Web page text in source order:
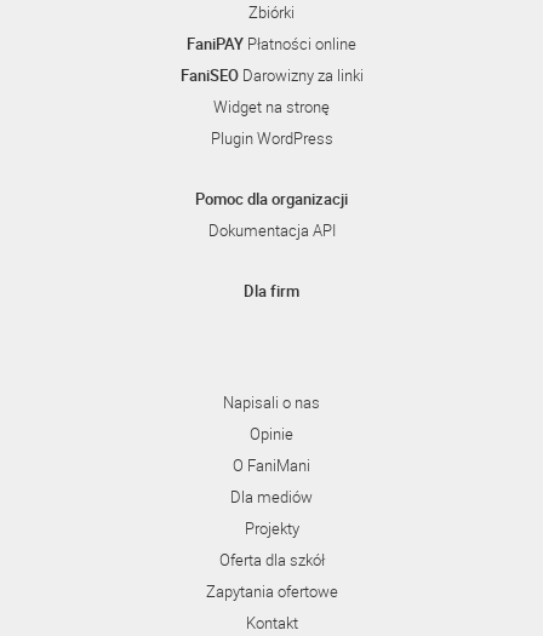
Zbiórki
FaniPAY Płatności online
FaniSEODarowizny za linki
Widget na stronę
Plugin WordPress
Pomoc dla organizacji
Dokumentacja API
Dla firm
Napisali o nas
Opinie
O FaniMani
Dla mediów
Projekty
Oferta dla szkół
Zapytania ofertowe
Kontakt